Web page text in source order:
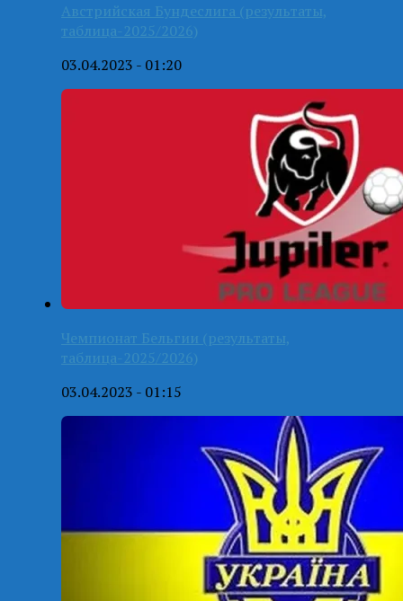
Австрийская Бундеслига (результаты,
таблица-2025/2026)
03.04.2023 - 01:20
Чемпионат Бельгии (результаты,
таблица-2025/2026)
03.04.2023 - 01:15